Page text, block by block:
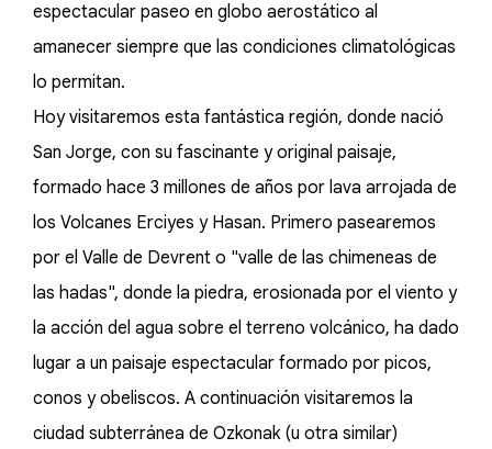
espectacular paseo en globo aerostático al
amanecer siempre que las condiciones climatológicas
lo permitan.
Hoy visitaremos esta fantástica región, donde nació
San Jorge, con su fascinante y original paisaje,
formado hace 3 millones de años por lava arrojada de
los Volcanes Erciyes y Hasan. Primero pasearemos
por el Valle de Devrent o "valle de las chimeneas de
las hadas", donde la piedra, erosionada por el viento y
la acción del agua sobre el terreno volcánico, ha dado
lugar a un paisaje espectacular formado por picos,
conos y obeliscos. A continuación visitaremos la
ciudad subterránea de Ozkonak (u otra similar)